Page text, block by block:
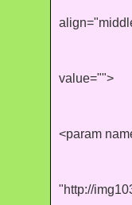
value="">
<param
"http://